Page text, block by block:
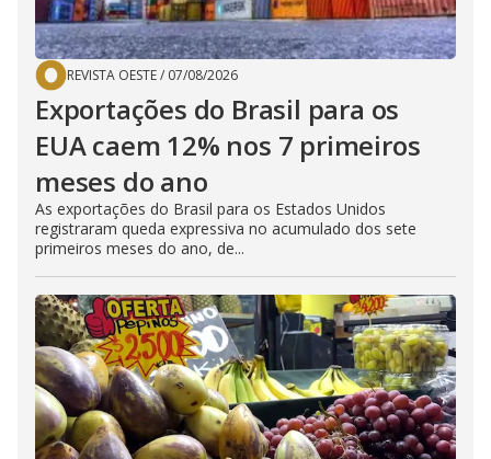
REVISTA OESTE/ 07/08/2026
Exportações do Brasil para os
EUA caem 12% nos 7 primeiros
meses do ano
As exportações do Brasil para os Estados Unidos
registraram queda expressiva no acumulado dos sete
primeiros meses do ano, de...